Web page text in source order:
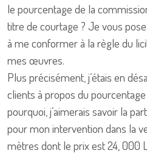
le pourcentage de la
titre de courtage ? Je vous
à me conformer à la règle du
mes œuvres.
Plus précisément, j’étais en
clients à propos du
pourquoi, j’aimerais savoir la
pour mon intervention dans la
mètres dont le prix est 24, 000